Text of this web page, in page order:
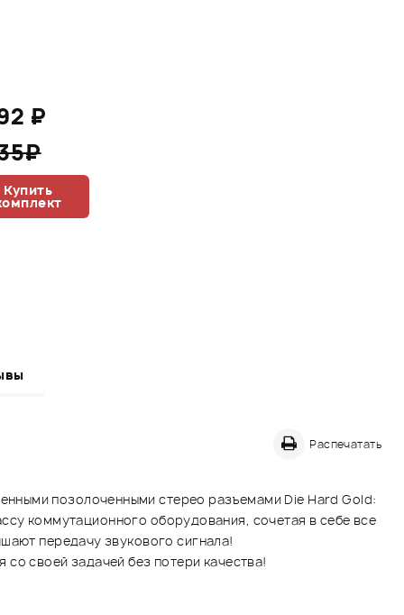
₽
Купить
Распечатать
позолоченными стерео разъемами Die Hard Gold:
коммутационного оборудования, сочетая в себе все
передачу звукового сигнала!
со своей задачей без потери качества!